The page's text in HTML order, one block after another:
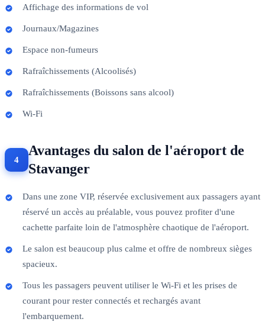
Affichage des informations de vol
Journaux/Magazines
Espace non-fumeurs
Rafraîchissements (Alcoolisés)
Rafraîchissements (Boissons sans alcool)
Wi-Fi
Avantages du salon de l'aéroport de
Stavanger
Dans une zone VIP, réservée exclusivement aux passagers ayant
réservé un accès au préalable, vous pouvez profiter d'une
cachette parfaite loin de l'atmosphère chaotique de l'aéroport.
Le salon est beaucoup plus calme et offre de nombreux sièges
spacieux.
Tous les passagers peuvent utiliser le Wi-Fi et les prises de
courant pour rester connectés et rechargés avant
l'embarquement.